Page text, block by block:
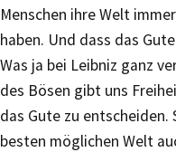
Menschen ihre Welt
haben. Und dass das
Was ja bei Leibniz ganz
des Bösen gibt uns
das Gute zu
besten möglichen Welt